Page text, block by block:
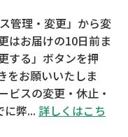
管理・変更」から変
はお届けの10日前ま
する」ボタンを押
をお願いいたしま
ビスの変更・休止・
弊... 詳しくはこち